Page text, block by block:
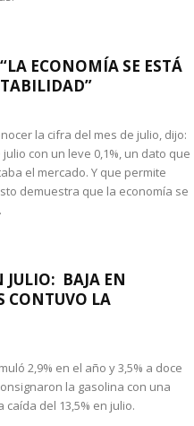
ECONOMÍA SE ESTÁ
la cifra del mes de julio, dijo:
con un leve 0,1%, un dato que
el mercado. Y que permite
demuestra que la economía se
JULIO: BAJA EN
CONTUVO LA
2,9% en el año y 3,5% a doce
la gasolina con una
caída del 13,5% en julio.